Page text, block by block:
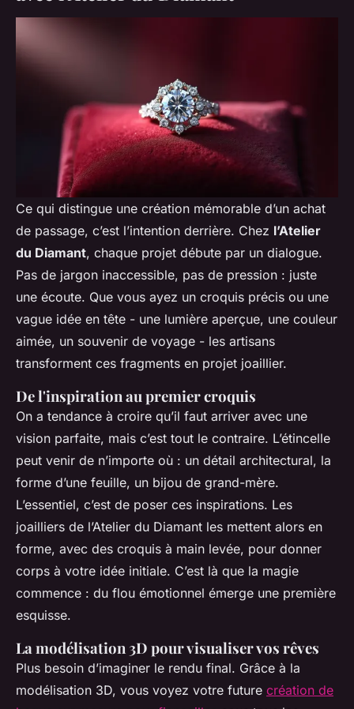
Ce qui distingue une création mémorable d’un achat
de passage, c’est l’intention derrière. Chez l’Atelier
du Diamant, chaque projet débute par un dialogue.
Pas de jargon inaccessible, pas de pression : juste
une écoute. Que vous ayez un croquis précis ou une
vague idée en tête - une lumière aperçue, une couleur
aimée, un souvenir de voyage - les artisans
transforment ces fragments en projet joaillier.
De l'inspiration au premier croquis
On a tendance à croire qu’il faut arriver avec une
vision parfaite, mais c’est tout le contraire. L’étincelle
peut venir de n’importe où : un détail architectural, la
forme d’une feuille, un bijou de grand-mère.
L’essentiel, c’est de poser ces inspirations. Les
joailliers de l’Atelier du Diamant les mettent alors en
forme, avec des croquis à main levée, pour donner
corps à votre idée initiale. C’est là que la magie
commence : du flou émotionnel émerge une première
esquisse.
La modélisation 3D pour visualiser vos rêves
Plus besoin d’imaginer le rendu final. Grâce à la
modélisation 3D, vous voyez votre future création de